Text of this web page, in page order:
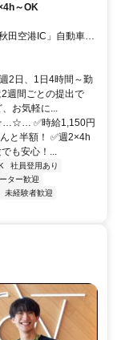
～OK
田空港IC」自動車約
2日、1日4時間～勤
週間ごとの提出で
お気軽に...
✅時給1,150円
と半額！ ✅週2×4h
も安心！...
社員登用あり
ター歓迎
未経験者歓迎